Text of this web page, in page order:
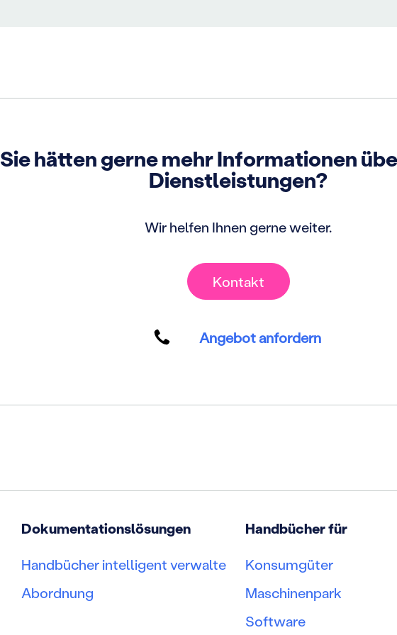
Sie hätten gerne mehr Informationen
Dienstleistungen?
Wir helfen Ihnen gerne weiter.
Kontakt
Angebot anfordern
Dokumentationslösungen
Handbücher intelligent verwalte
Abordnung
Handbücher für
Konsumgüter
Maschinenpark
Software